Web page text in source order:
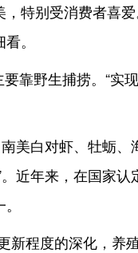
特别受消费者喜
。
靠野生捕捞。“实
美白对虾、牡蛎
近年来，在国家认
新程度的深化，养